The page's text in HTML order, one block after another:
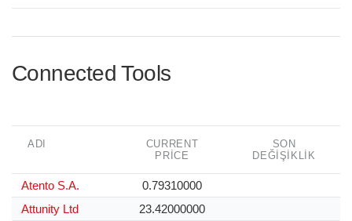
Connected Tools
ADI
CURRENT
PRICE
SON
DEĞIŞIKLIK
Atento S.A.
0.79310000
Attunity Ltd
23.42000000